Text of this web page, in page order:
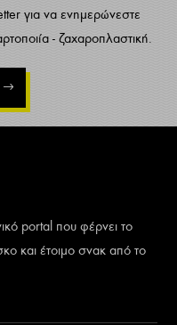
για να ενημερώνεστε
- ζαχαροπλαστική.
portal που φέρνει το
και έτοιμο σνακ από το